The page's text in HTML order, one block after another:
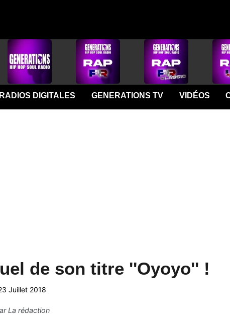
RADIOS DIGITALES GENERATIONS TV VIDÉOS
de son titre ''Oyoyo'' !
Juillet 2018
La rédaction